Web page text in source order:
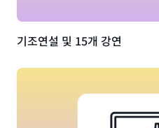
기조연설 및 15개 강연